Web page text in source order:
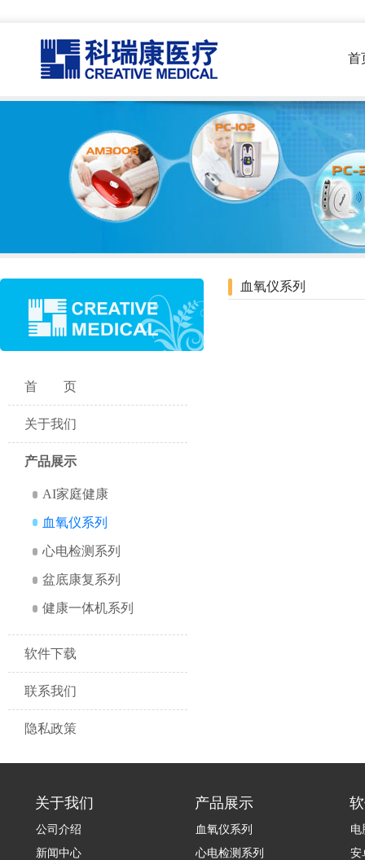
首
首页
关于我们
产品展示
AI家庭健康
血氧仪系列
心电检测系列
盆底康复系列
健康一体机系列
软件下载
联系我们
隐私政策
血氧仪系列
关于我们 产品展示
公司介绍
新闻中心
血氧仪系列
心电检测系列
电
安